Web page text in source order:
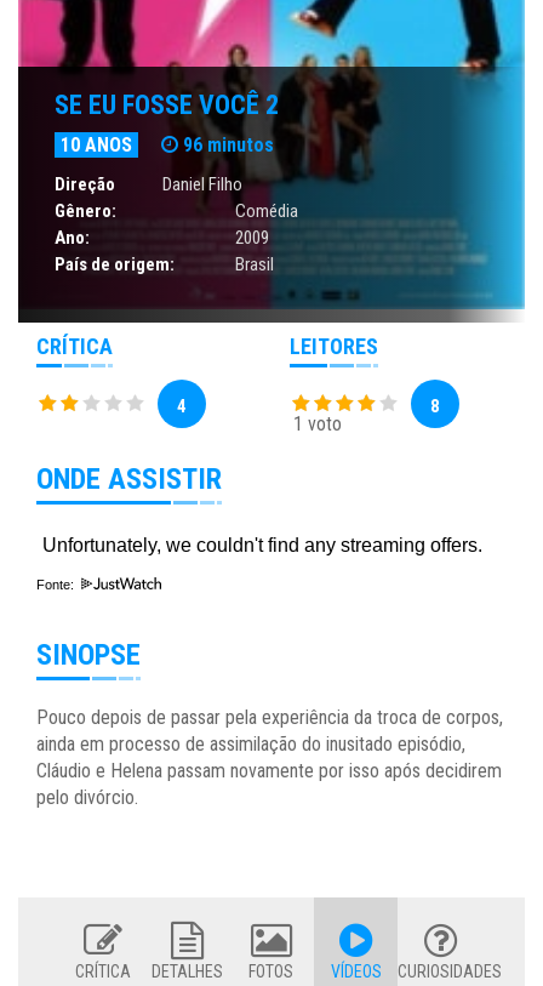
SE EU FOSSE VOCÊ 2
10 ANOS 96 minutos
Direção
Daniel Filho
Gênero:
Comédia
Ano:
2009
País de origem:
Brasil
CRÍTICA
4
LEITORES
1 voto
8
ONDE ASSISTIR
Fonte:
SINOPSE
Pouco depois de passar pela experiência da troca de corpos,
ainda em processo de assimilação do inusitado episódio,
Cláudio e Helena passam novamente por isso após decidirem
pelo divórcio.
CRÍTICA DETALHES FOTOS VÍDEOS CURIOSIDADES